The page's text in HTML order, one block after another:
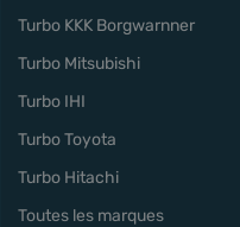
Turbo KKK Borgwarnner
Turbo Mitsubishi
Turbo IHI
Turbo Toyota
Turbo Hitachi
Toutes les marques